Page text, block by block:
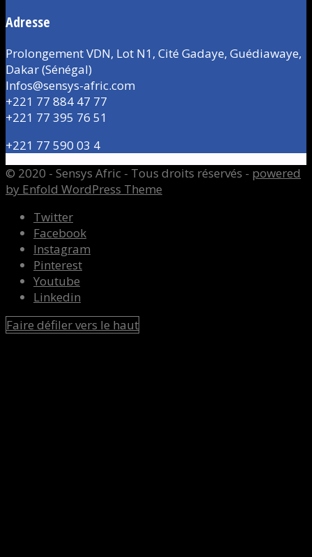
Adresse
Prolongement VDN, Lot N1, Cité Gadaye, Guédiawaye,
Dakar (Sénégal)
Infos@sensys-afric.com
+221 77 884 47 77
+221 77 395 76 51
+221 77 590 03 4
© 2020 - Sensys Afric - Tous droits réservés - powered
by Enfold WordPress Theme
Twitter
Facebook
Instagram
Pinterest
Youtube
Linkedin
Faire défiler vers le haut